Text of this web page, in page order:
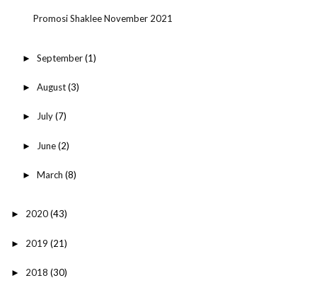
Promosi Shaklee November 2021
► September(1)
► August(3)
► July(7)
► June(2)
► March (8)
► 2020(43)
► 2019 (21)
► 2018 (30)